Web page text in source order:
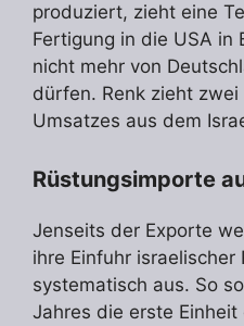
produziert, zieht eine
Fertigung in die USA in
nicht mehr von
dürfen. Renk zieht
Umsatzes aus dem
Rüstungsimporte
Jenseits der Exporte
ihre Einfuhr israelischer
systematisch aus. So
Jahres die erste Einheit